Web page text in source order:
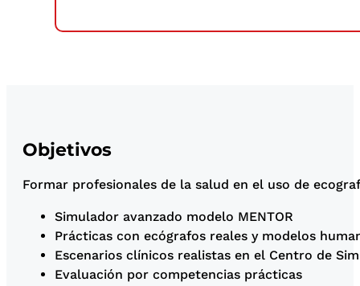
Objetivos
Formar profesionales de la salud en el uso de
Simulador avanzado modelo MENTOR
Prácticas con ecógrafos reales y modelos
Escenarios clínicos realistas en el Centro de
Evaluación por competencias prácticas